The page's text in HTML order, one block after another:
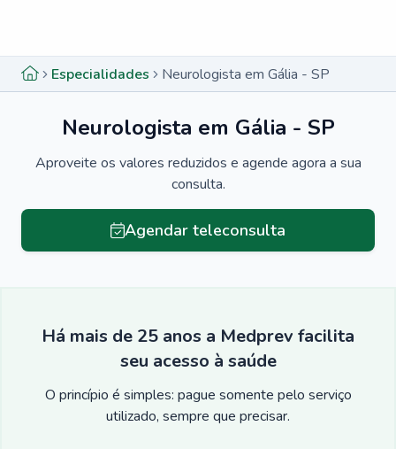
Especialidades Neurologista em Gália - SP
Neurologista em Gália - SP
Aproveite os valores reduzidos e agende agora a sua
consulta.
Agendar teleconsulta
Há mais de 25 anos a Medprev facilita
seu acesso à saúde
O princípio é simples: pague somente pelo serviço
utilizado, sempre que precisar.